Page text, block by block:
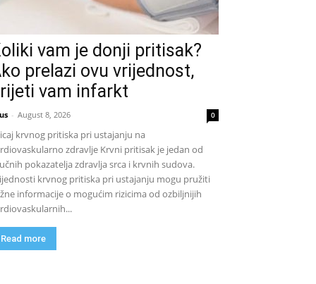
vam je donji pritisak?
prelazi ovu vrijednost,
vam infarkt
- August 8, 2026 0
krvnog pritiska pri ustajanju na
zdravlje Krvni pritisak je jedan od
pokazatelja zdravlja srca i krvnih sudova.
krvnog pritiska pri ustajanju mogu pružiti
informacije o mogućim rizicima od ozbiljnijih
Read more